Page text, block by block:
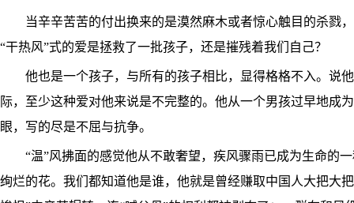
当辛辛苦苦的付出换来的是漠然麻木或者惊心触目的杀戮，
“干热风”式的爱是拯救了一批孩子，还是摧残着我们自己？
他也是一个孩子，与所有的孩子相比，显得格格不入。说他
际，至少这种爱对他来说是不完整的。他从一个男孩过早地成
眼，写的尽是不屈与抗争。
“温”风拂面的感觉他从不敢奢望，疾风骤雨已成为生命的一
绚烂的花。我们都知道他是谁，他就是曾经赚取中国人大把大